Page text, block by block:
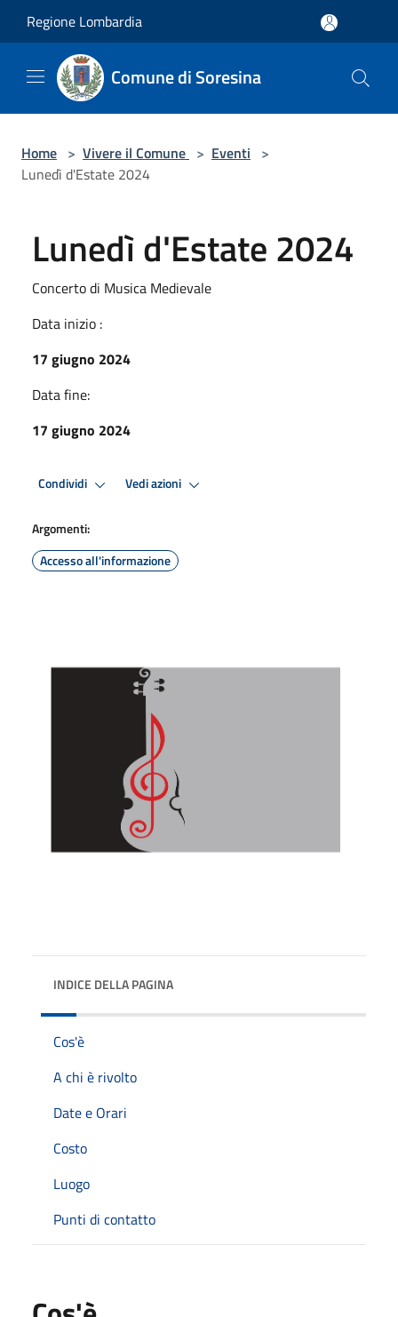
Regione Lombardia
Comune di Soresina
Home > Vivere il Comune > Eventi >
Lunedì d'Estate 2024
Lunedì d'Estate 2024
Concerto di Musica Medievale
Data inizio :
17 giugno 2024
Data fine:
17 giugno 2024
Condividi Vedi azioni
Argomenti:
Accesso all'informazione
INDICE DELLA PAGINA
Cos'è
A chi è rivolto
Date e Orari
Costo
Luogo
Punti di contatto